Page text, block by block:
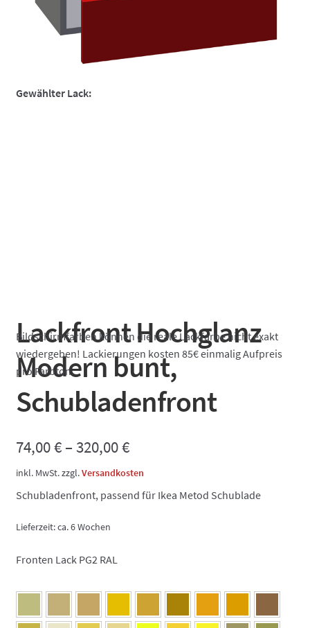
So funktionierts
Über uns
Gewählter Lack:
Bildschirmfarben können die reale Lackfarbe nicht exakt
wiedergeben! Lackierungen kosten 85€ einmalig Aufpreis
pro Farbton.
Lackfront Hochglanz
Modern bunt,
Schubladenfront
74,00€– 320,00€
inkl. MwSt.zzgl.Versandkosten
Schubladenfront, passend für Ikea Metod Schublade
Lieferzeit:ca. 6 Wochen
Fronten Lack PG2 RAL